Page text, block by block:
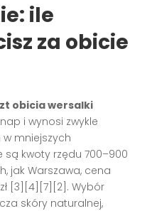
ile
za obicie
obicia wersalki
i wynosi zwykle
w mniejszych
kwoty rzędu 700–900
jak Warszawa, cena
[3][4][7][2]. Wybór
skóry naturalnej,